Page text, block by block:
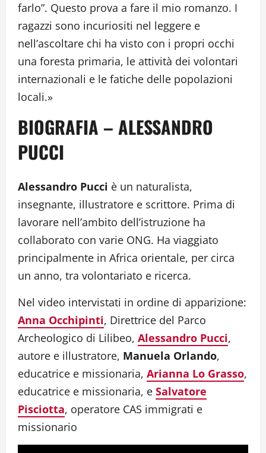
farlo”. Questo prova a fare il mio romanzo. I
ragazzi sono incuriositi nel leggere e
nell’ascoltare chi ha visto con i propri occhi
una foresta primaria, le attività dei volontari
internazionali e le fatiche delle popolazioni
locali.»
BIOGRAFIA – ALESSANDRO
PUCCI
Alessandro Pucci è un naturalista,
insegnante, illustratore e scrittore. Prima di
lavorare nell’ambito dell’istruzione ha
collaborato con varie ONG. Ha viaggiato
principalmente in Africa orientale, per circa
un anno, tra volontariato e ricerca.
Nel video intervistati in ordine di apparizione:
Anna Occhipinti, Direttrice del Parco
Archeologico di Lilibeo, Alessandro Pucci,
autore e illustratore, Manuela Orlando,
educatrice e missionaria, Arianna Lo Grasso,
educatrice e missionaria, e Salvatore
Pisciotta, operatore CAS immigrati e
missionario